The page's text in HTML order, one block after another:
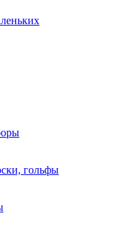
гольфы